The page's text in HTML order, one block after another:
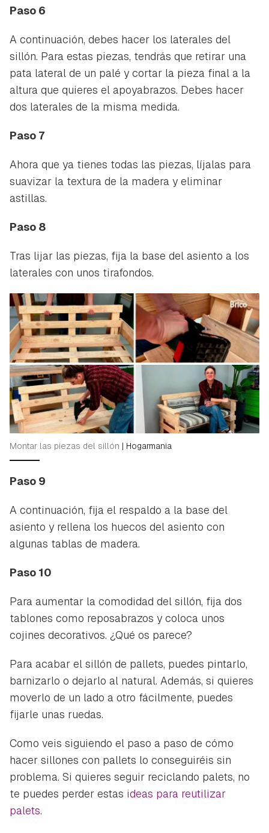
Paso 6
A continuación, debes hacer los laterales del
sillón. Para estas piezas, tendrás que retirar una
pata lateral de un palé y cortar la pieza final a la
altura que quieres el apoyabrazos. Debes hacer
dos laterales de la misma medida.
Paso 7
Ahora que ya tienes todas las piezas, líjalas para
suavizar la textura de la madera y eliminar
astillas.
Paso 8
Tras lijar las piezas, fija la base del asiento a los
laterales con unos tirafondos.
Montar las piezas del sillón | Hogarmania
Paso 9
A continuación, fija el respaldo a la base del
asiento y rellena los huecos del asiento con
algunas tablas de madera.
Paso 10
Para aumentar la comodidad del sillón, fija dos
tablones como reposabrazos y coloca unos
cojines decorativos. ¿Qué os parece?
Para acabar el sillón de pallets, puedes pintarlo,
barnizarlo o dejarlo al natural. Además, si quieres
moverlo de un lado a otro fácilmente, puedes
fijarle unas ruedas.
Como veis siguiendo el paso a paso de cómo
hacer sillones con pallets lo conseguiréis sin
problema. Si quieres seguir reciclando palets, no
te puedes perder estas ideas para reutilizar
palets.